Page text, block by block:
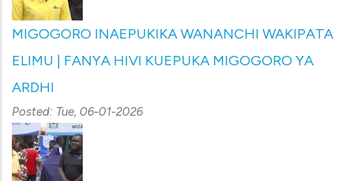
MIGOGORO INAEPUKIKA WANANCHI WAKIPATA
ELIMU | FANYA HIVI KUEPUKA MIGOGORO YA
ARDHI
Posted: Tue, 06-01-2026